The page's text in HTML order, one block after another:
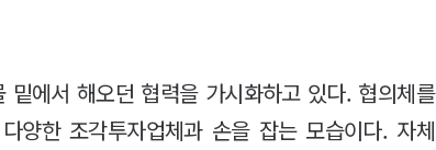
에서 해오던 협력을 가시화하고 있다. 협의체를
양한 조각투자업체과 손을 잡는 모습이다. 자체